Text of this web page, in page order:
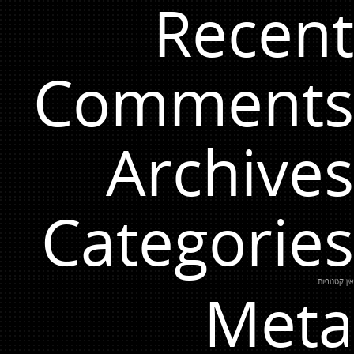
Recent
Comments
Archives
Categories
אין קטגוריות
Meta